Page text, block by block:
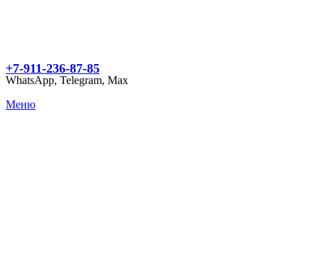
+7-911-236-87-85
WhatsApp, Telegram, Max
Меню